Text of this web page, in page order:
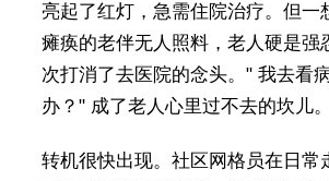
亮起了红灯，急需住院治疗。但一
瘫痪的老伴无人照料，老人硬是强
次打消了去医院的念头。" 我去看
办？" 成了老人心里过不去的坎儿。
转机很快出现。社区网格员在日常